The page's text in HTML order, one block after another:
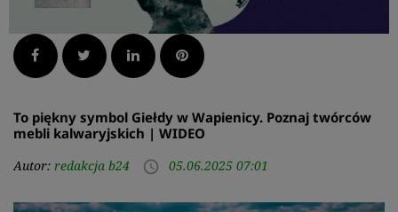
Facebook Twitter LinkedInPinterest
To piękny symbol Giełdy w Wapienicy. Poznaj twórców
mebli kalwaryjskich | WIDEO
Autor: redakcja b24 access_time 05.06.2025 07:01